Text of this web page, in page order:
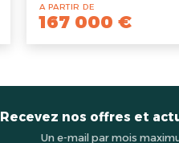
A PARTIR DE
167 000 €
Recevez nos offres et
Un e-mail par mois